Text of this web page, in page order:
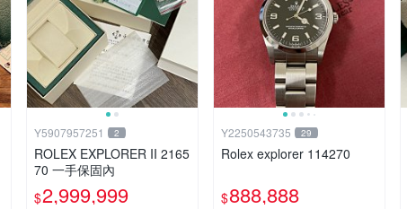
Y5907957251 2
ROLEX EXPLORER II 2165
70 一手保固內
$2,999,999
Y2250543735 29
Rolex explorer 114270
$888,888